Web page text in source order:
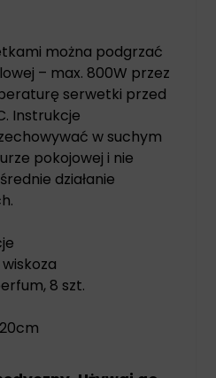
można podgrzać
– max. 800W przez
serwetki przed
Instrukcje
w suchym
pokojowej i nie
działanie
wiskoza
8 szt.